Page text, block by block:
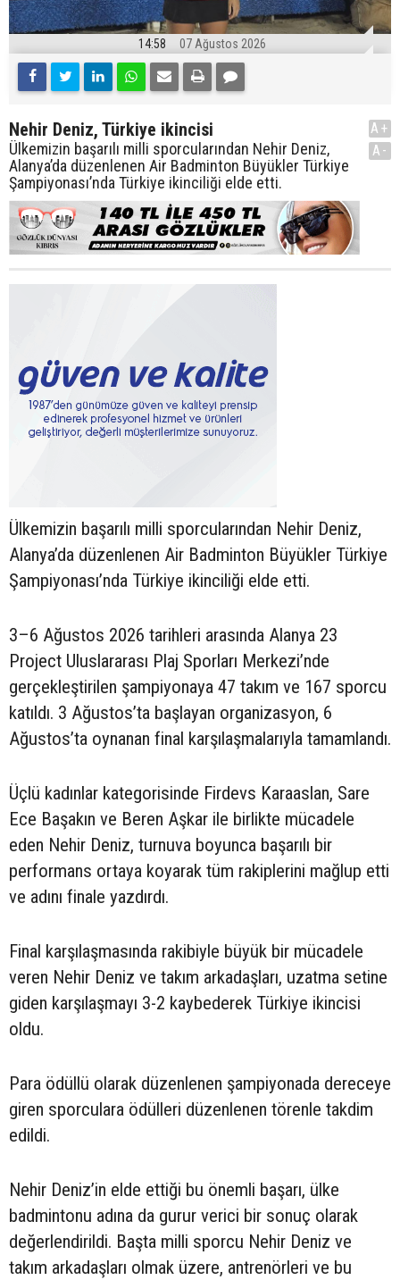
14:58 07 Ağustos 2026
Nehir Deniz, Türkiye ikincisi
Ülkemizin başarılı milli sporcularından Nehir Deniz,
Alanya’da düzenlenen Air Badminton Büyükler Türkiye
Şampiyonası’nda Türkiye ikinciliği elde etti.
A+
A-
Ülkemizin başarılı milli sporcularından Nehir Deniz,
Alanya’da düzenlenen Air Badminton Büyükler Türkiye
Şampiyonası’nda Türkiye ikinciliği elde etti.
3–6 Ağustos 2026 tarihleri arasında Alanya 23
Project Uluslararası Plaj Sporları Merkezi’nde
gerçekleştirilen şampiyonaya 47 takım ve 167 sporcu
katıldı. 3 Ağustos’ta başlayan organizasyon, 6
Ağustos’ta oynanan final karşılaşmalarıyla tamamlandı.
Üçlü kadınlar kategorisinde Firdevs Karaaslan, Sare
Ece Başakın ve Beren Aşkar ile birlikte mücadele
eden Nehir Deniz, turnuva boyunca başarılı bir
performans ortaya koyarak tüm rakiplerini mağlup etti
ve adını finale yazdırdı.
Final karşılaşmasında rakibiyle büyük bir mücadele
veren Nehir Deniz ve takım arkadaşları, uzatma setine
giden karşılaşmayı 3-2 kaybederek Türkiye ikincisi
oldu.
Para ödüllü olarak düzenlenen şampiyonada dereceye
giren sporculara ödülleri düzenlenen törenle takdim
edildi.
Nehir Deniz’in elde ettiği bu önemli başarı, ülke
badmintonu adına da gurur verici bir sonuç olarak
değerlendirildi. Başta milli sporcu Nehir Deniz ve
takım arkadaşları olmak üzere, antrenörleri ve bu